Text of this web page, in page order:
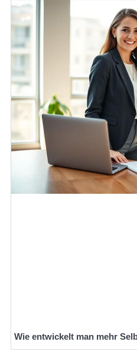
Wie entwickelt man mehr